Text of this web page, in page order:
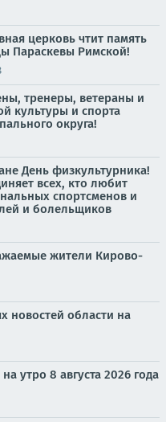
церковь чтит память
Параскевы Римской!
тренеры, ветераны и
культуры и спорта
округа!
День физкультурника!
всех, кто любит
спортсменов и
и болельщиков
жители Кирово-
новостей области на
утро 8 августа 2026 года